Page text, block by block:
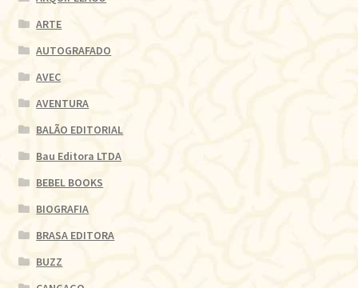
ARTE
AUTOGRAFADO
AVEC
AVENTURA
BALÃO EDITORIAL
Bau Editora LTDA
BEBEL BOOKS
BIOGRAFIA
BRASA EDITORA
BUZZ